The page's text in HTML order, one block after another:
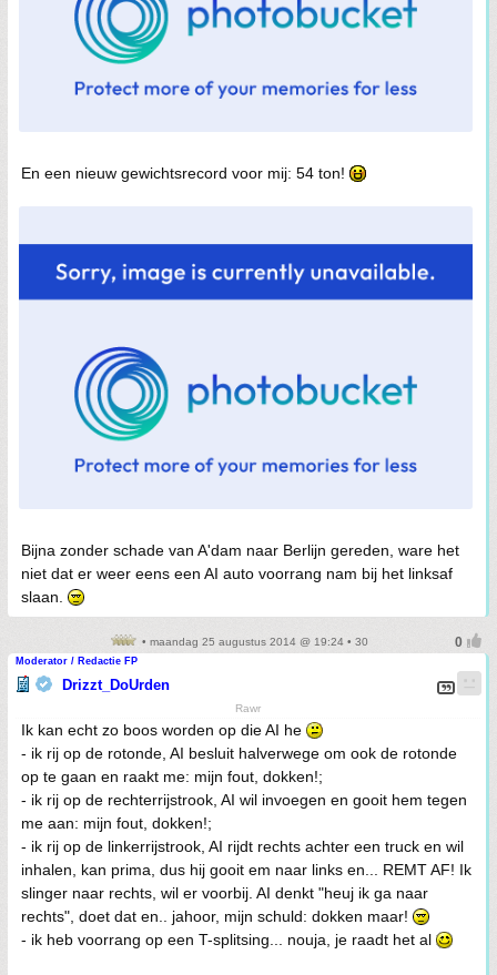
En een nieuw gewichtsrecord voor mij: 54 ton!
Bijna zonder schade van A'dam naar Berlijn gereden, ware het
niet dat er weer eens een AI auto voorrang nam bij het linksaf
slaan.
• maandag 25 augustus 2014 @ 19:24 • 30
Moderator / Redactie FP
Drizzt_DoUrden
Rawr
Ik kan echt zo boos worden op die AI he
- ik rij op de rotonde, AI besluit halverwege om ook de rotonde
op te gaan en raakt me: mijn fout, dokken!;
- ik rij op de rechterrijstrook, AI wil invoegen en gooit hem tegen
me aan: mijn fout, dokken!;
- ik rij op de linkerrijstrook, AI rijdt rechts achter een truck en wil
inhalen, kan prima, dus hij gooit em naar links en... REMT AF! Ik
slinger naar rechts, wil er voorbij. AI denkt "heuj ik ga naar
rechts", doet dat en.. jahoor, mijn schuld: dokken maar!
- ik heb voorrang op een T-splitsing... nouja, je raadt het al